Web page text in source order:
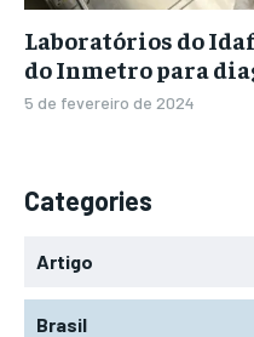
Laboratórios do
do Inmetro para
5 de fevereiro de 2024
Categories
Artigo
Brasil